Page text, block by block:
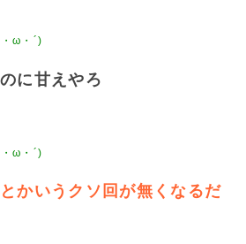
ω・´)
に甘えやろ
ω・´)
かいうクソ回が無くなるだ